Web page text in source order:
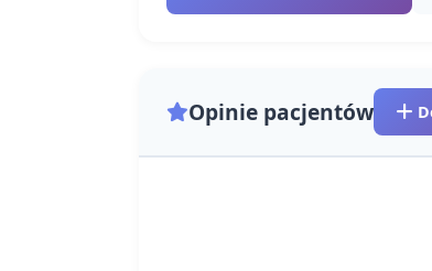
Opinie pacjentów